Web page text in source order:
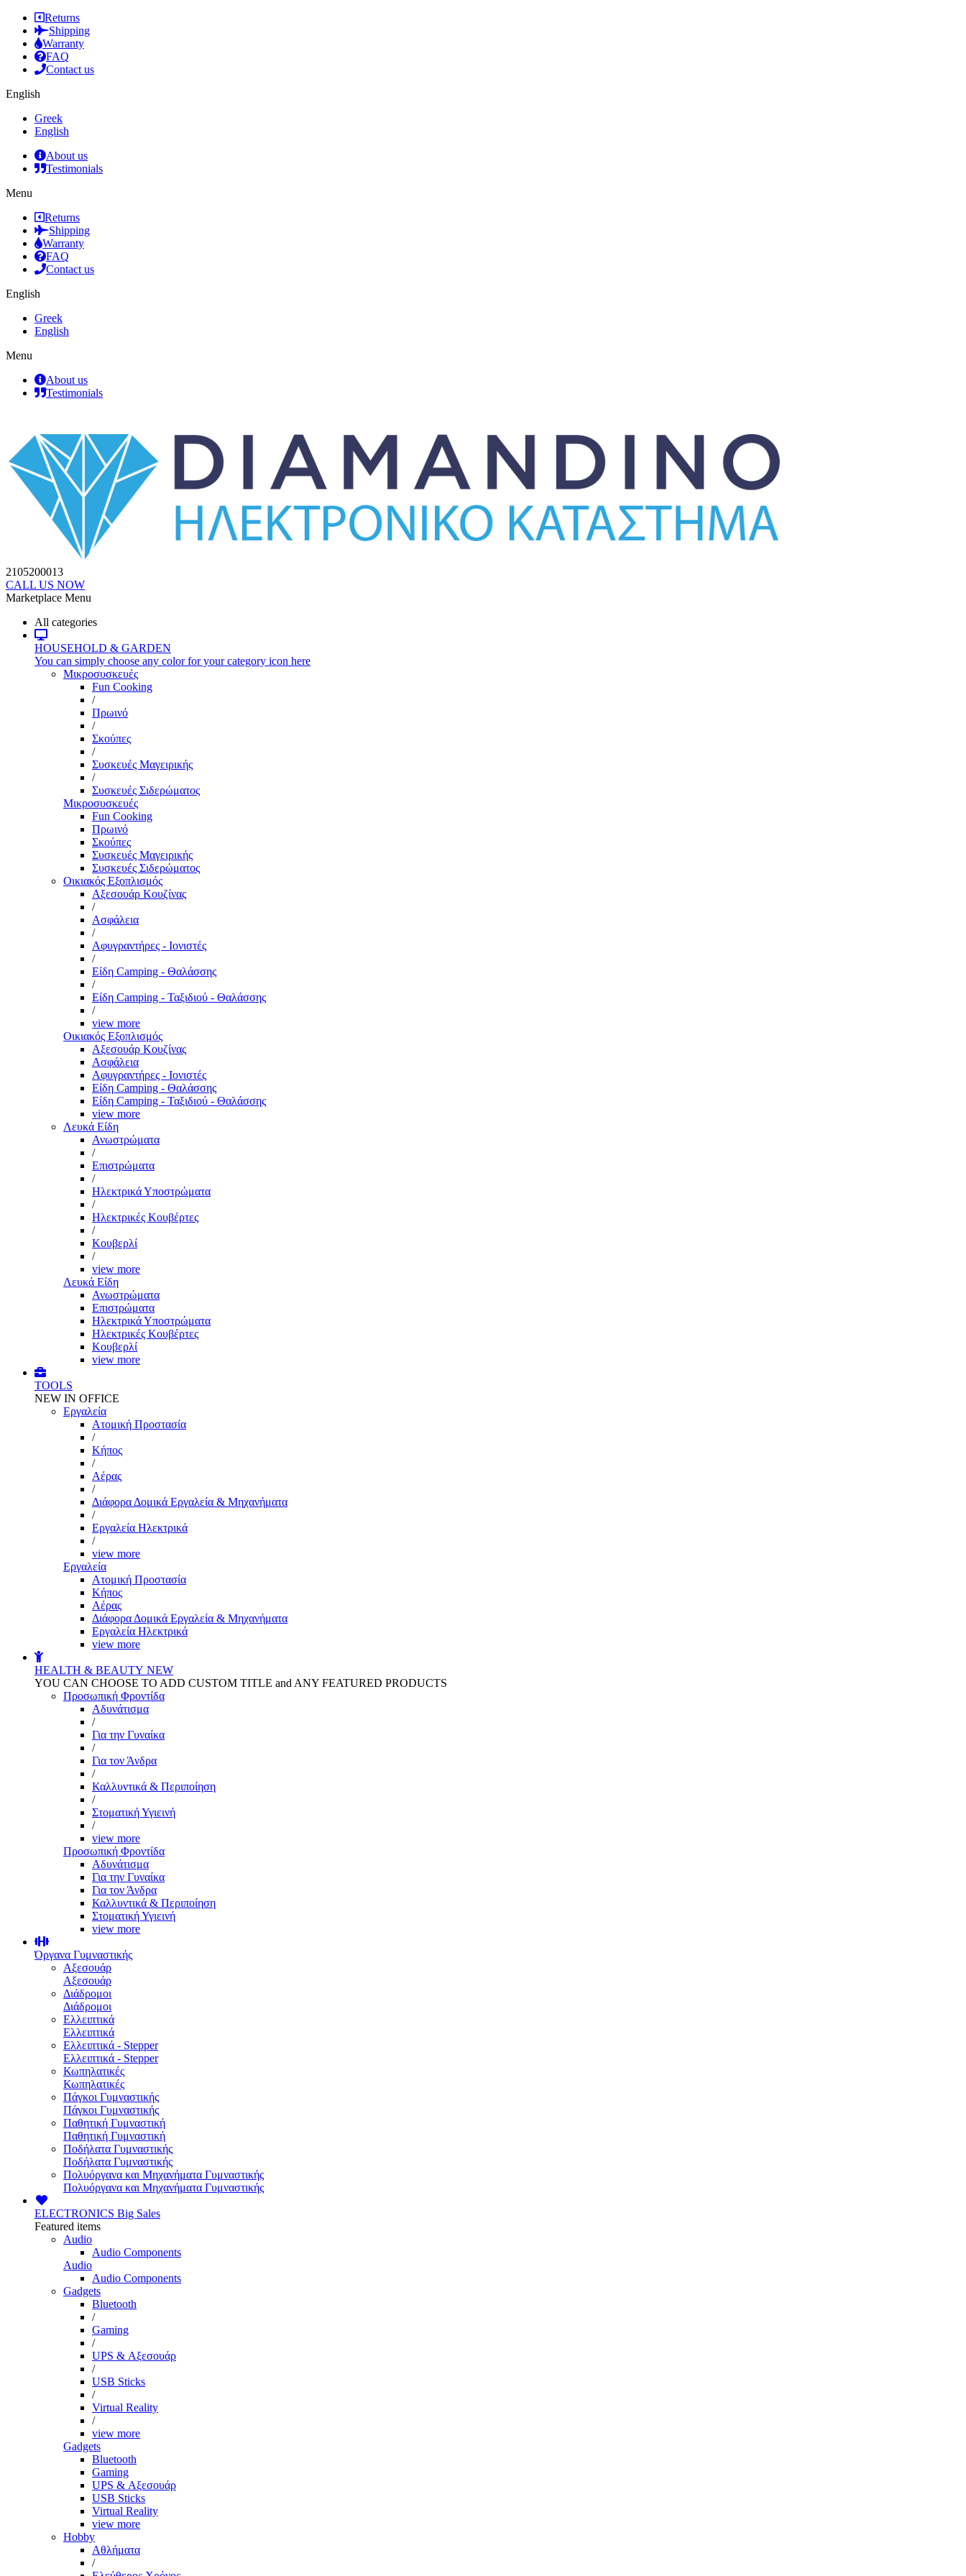
Returns
Shipping
Warranty
FAQ
Contact us
English
Greek
English
About us
Testimonials
Menu
Returns
Shipping
Warranty
FAQ
Contact us
English
Greek
English
Menu
About us
Testimonials
2105200013
CALL US NOW
Marketplace Menu
All categories
HOUSEHOLD & GARDEN
You can simply choose any color for your category icon here
Μικροσυσκευές
Fun Cooking
/
Πρωινό
/
Σκούπες
/
Συσκευές Μαγειρικής
/
Συσκευές Σιδερώματος
Μικροσυσκευές
Fun Cooking
Πρωινό
Σκούπες
Συσκευές Μαγειρικής
Συσκευές Σιδερώματος
Οικιακός Εξοπλισμός
Αξεσουάρ Κουζίνας
/
Ασφάλεια
/
Αφυγραντήρες - Ιονιστές
/
Είδη Camping - Θαλάσσης
/
Είδη Camping - Ταξιδιού - Θαλάσσης
/
view more
Οικιακός Εξοπλισμός
Αξεσουάρ Κουζίνας
Ασφάλεια
Αφυγραντήρες - Ιονιστές
Είδη Camping - Θαλάσσης
Είδη Camping - Ταξιδιού - Θαλάσσης
view more
Λευκά Είδη
Ανωστρώματα
/
Επιστρώματα
/
Ηλεκτρικά Υποστρώματα
/
Ηλεκτρικές Κουβέρτες
/
Κουβερλί
/
view more
Λευκά Είδη
Ανωστρώματα
Επιστρώματα
Ηλεκτρικά Υποστρώματα
Ηλεκτρικές Κουβέρτες
Κουβερλί
view more
TOOLS
NEW IN OFFICE
Εργαλεία
Aτομική Προστασία
/
Kήπος
/
Αέρας
/
Διάφορα Δομικά Εργαλεία & Μηχανήματα
/
Εργαλεία Ηλεκτρικά
/
view more
Εργαλεία
Aτομική Προστασία
Kήπος
Αέρας
Διάφορα Δομικά Εργαλεία & Μηχανήματα
Εργαλεία Ηλεκτρικά
view more
HEALTH & BEAUTY NEW
YOU CAN CHOOSE TO ADD CUSTOM TITLE and ANY FEATURED PRODUCTS
Προσωπική Φροντίδα
Αδυνάτισμα
/
Για την Γυναίκα
/
Για τον Άνδρα
/
Καλλυντικά & Περιποίηση
/
Στοματική Υγιεινή
/
view more
Προσωπική Φροντίδα
Αδυνάτισμα
Για την Γυναίκα
Για τον Άνδρα
Καλλυντικά & Περιποίηση
Στοματική Υγιεινή
view more
Όργανα Γυμναστικής
Αξεσουάρ
Αξεσουάρ
Διάδρομοι
Διάδρομοι
Ελλειπτικά
Ελλειπτικά
Ελλειπτικά - Stepper
Ελλειπτικά - Stepper
Κωπηλατικές
Κωπηλατικές
Πάγκοι Γυμναστικής
Πάγκοι Γυμναστικής
Παθητική Γυμναστική
Παθητική Γυμναστική
Ποδήλατα Γυμναστικής
Ποδήλατα Γυμναστικής
Πολυόργανα και Μηχανήματα Γυμναστικής
Πολυόργανα και Μηχανήματα Γυμναστικής
ELECTRONICS Big Sales
Featured items
Audio
Audio Components
Audio
Audio Components
Gadgets
Bluetooth
/
Gaming
/
UPS & Αξεσουάρ
/
USB Sticks
/
Virtual Reality
/
view more
Gadgets
Bluetooth
Gaming
UPS & Αξεσουάρ
USB Sticks
Virtual Reality
view more
Hobby
Αθλήματα
/